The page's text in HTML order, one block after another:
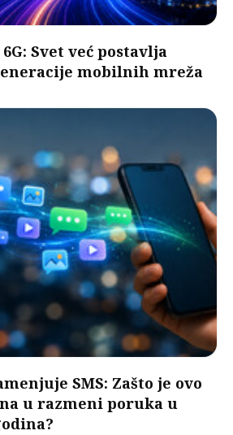
Svet već postavlja
mobilnih mreža
SMS: Zašto je ovo
u razmeni poruka u